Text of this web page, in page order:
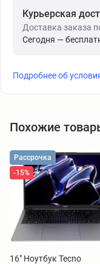
Курьерская
Доставка заказа
Сегодня —
Подробнее об
Похожие
Рассрочка
-15%
16" Ноутбук Tecno